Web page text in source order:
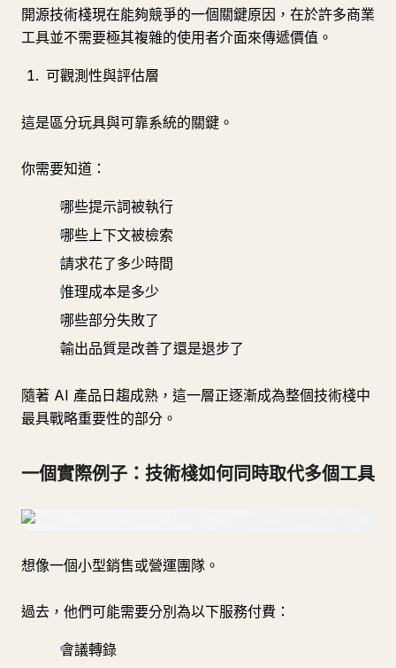
開源技術棧現在能夠競爭的一個關鍵原因，在於許多商業
工具並不需要極其複雜的使用者介面來傳遞價值。
可觀測性與評估層
這是區分玩具與可靠系統的關鍵。
你需要知道：
哪些提示詞被執行
哪些上下文被檢索
請求花了多少時間
推理成本是多少
哪些部分失敗了
輸出品質是改善了還是退步了
隨著 AI 產品日趨成熟，這一層正逐漸成為整個技術棧中
最具戰略重要性的部分。
一個實際例子：技術棧如何同時取代多個工具
想像一個小型銷售或營運團隊。
過去，他們可能需要分別為以下服務付費：
會議轉錄